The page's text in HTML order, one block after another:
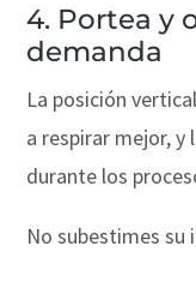
4. Portea y
demanda
La posición
a respirar mejor, y
durante los
No subestimes su